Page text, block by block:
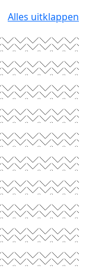
Alles uitklappen